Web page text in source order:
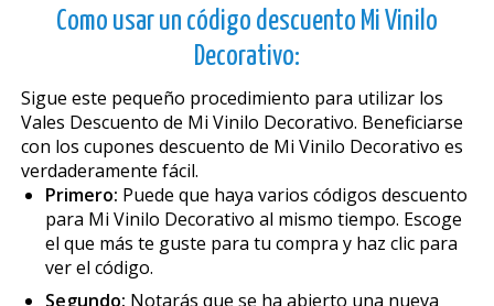
Como usar un código descuento Mi Vinilo
Decorativo:
Sigue este pequeño procedimiento para utilizar los
Vales Descuento de Mi Vinilo Decorativo. Beneficiarse
con los cupones descuento de Mi Vinilo Decorativo es
verdaderamente fácil.
Primero: Puede que haya varios códigos descuento
para Mi Vinilo Decorativo al mismo tiempo. Escoge
el que más te guste para tu compra y haz clic para
ver el código.
Segundo: Notarás que se ha abierto una nueva